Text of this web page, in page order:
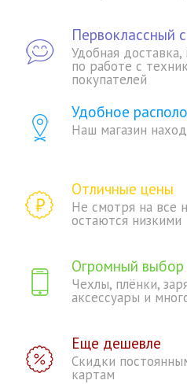
Первоклассный
Удобная
по работе с
покупателей
Удобное
Наш магазин
Отличные цены
Не смотря на все
остаются низкими
Огромный выбор
Чехлы, плёнки,
аксессуары и
Еще дешевле
Скидки
картам